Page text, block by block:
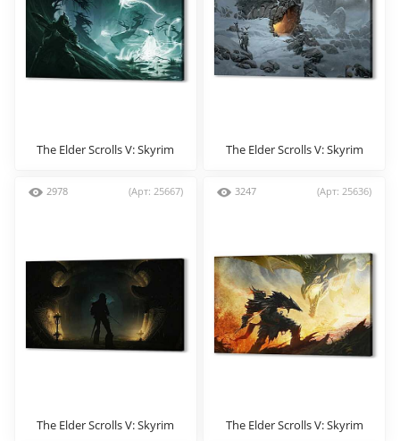
The Elder Scrolls V: Skyrim The Elder Scrolls V: Skyrim
2978 (Арт: 25667)
The Elder Scrolls V: Skyrim
3247 (Арт: 25636)
The Elder Scrolls V: Skyrim